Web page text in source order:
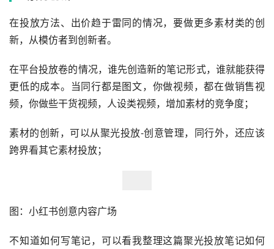
在投放方法、出价趋于雷同的情况，要做更多素材类的创
新，从模仿者到创新者。
在平台投放卷的情况，谁先创造新的笔记形式，谁就能获得
更低的成本。当同行都是图文，你做视频，都在做销售视
频，你做些干货视频，人设类视频，增加素材的竞争度；
素材的创新，可以从聚光投放-创意管理，同行外，还应该
跨界看其它素材投放；
图：小红书创意内容广场
不知道如何写笔记，可以看我整理这篇聚光投放笔记如何